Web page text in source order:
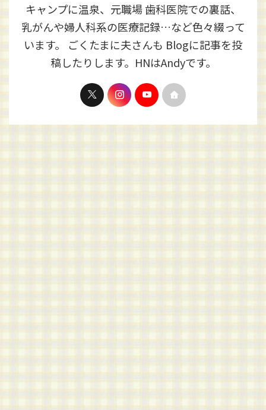
キャンプに温泉、元職場 歯科医院での裏話、
乳がんや婦人科系の医療記録…など色々綴って
います。 ごくたまに夫さんも Blogに記事を投
稿したりします。HNはAndyです。